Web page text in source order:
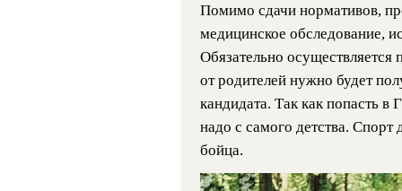
Помимо сдачи нормативов,
медицинское обследование,
Обязательно осуществляется
от родителей нужно будет
кандидата. Так как попасть в
надо с самого детства.
бойца.